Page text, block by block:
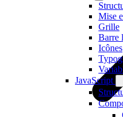
Mise
Grille
Barre
Icônes
JavaScript